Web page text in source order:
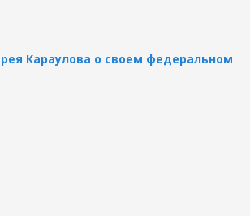
Караулова о своем федеральном